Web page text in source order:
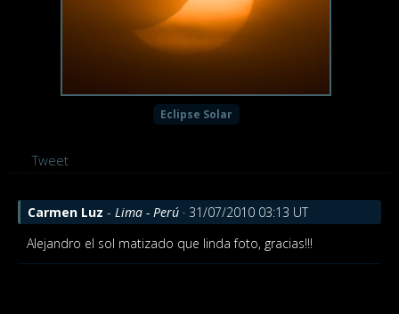
Eclipse Solar
Tweet
Carmen Luz - Lima - Perú · 31/07/2010 03:13 UT
Alejandro el sol matizado que linda foto, gracias!!!